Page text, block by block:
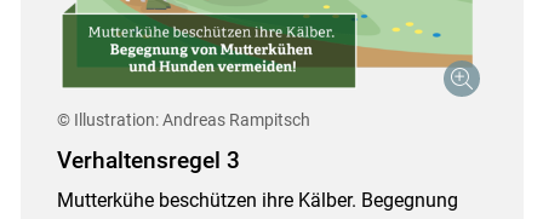
© Illustration: Andreas Rampitsch
Verhaltensregel 3
Mutterkühe beschützen ihre Kälber. Begegnung